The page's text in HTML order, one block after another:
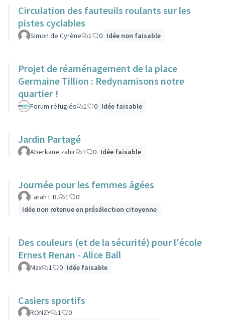
Circulation des fauteuils roulants sur les
pistes cyclables
Simon de Cyrène 1 0 Idée non faisable
Projet de réaménagement de la place
Germaine Tillion : Redynamisons notre
quartier !
Forum réfugiés 1 0 Idée faisable
Jardin Partagé
Aberkane zahir 1 0 Idée faisable
Journée pour les femmes âgées
Farah L.B. 1
0
Idée non retenue en présélection citoyenne
Des couleurs (et de la sécurité) pour l'école
Ernest Renan - Alice Ball
Max 1 0 Idée faisable
Casiers sportifs
RONZY 1
0